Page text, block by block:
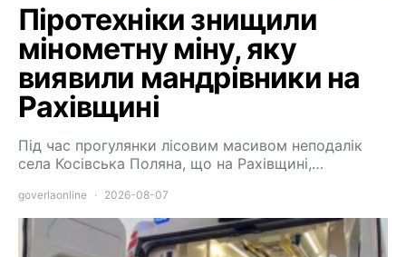
Піротехніки знищили
мінометну міну, яку
виявили мандрівники на
Рахівщині
Під час прогулянки лісовим масивом неподалік
села Косівська Поляна, що на Рахівщині,…
goverlaonline 2026-08-07